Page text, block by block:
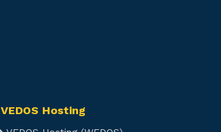
VEDOS Hosting